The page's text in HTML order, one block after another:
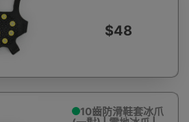
$48
10齒防滑鞋套冰爪